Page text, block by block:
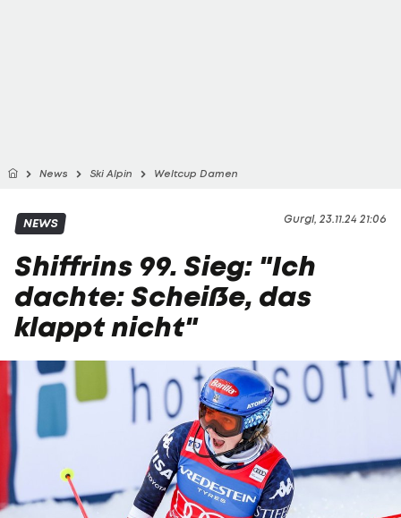
News Ski Alpin Weltcup Damen
Gurgl, 23.11.24 21:06
NEWS
Shiffrins 99. Sieg: "Ich
dachte: Scheiße, das
klappt nicht"